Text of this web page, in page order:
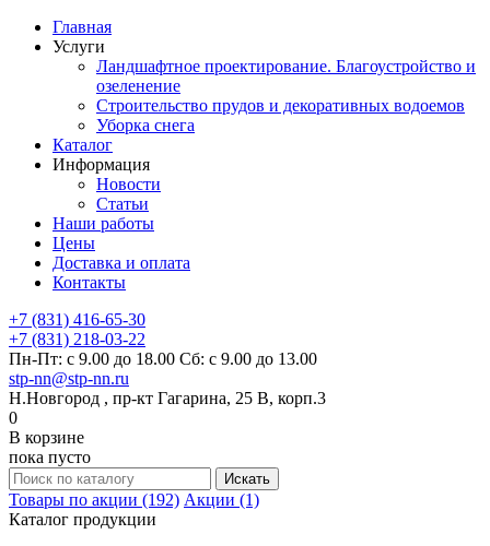
Главная
Услуги
Ландшафтное проектирование. Благоустройство и
озеленение
Строительство прудов и декоративных водоемов
Уборка снега
Каталог
Информация
Новости
Статьи
Наши работы
Цены
Доставка и оплата
Контакты
+7 (831) 416-65-30
+7 (831) 218-03-22
Пн-Пт: с 9.00 до 18.00 Сб: с 9.00 до 13.00
stp-nn@stp-nn.ru
Н.Новгород , пр-кт Гагарина, 25 В, корп.3
0
В корзине
пока пусто
Товары по акции (192) Акции (1)
Каталог продукции